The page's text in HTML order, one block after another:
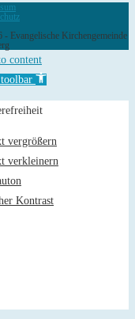
- Evangelische Kirchengemeinde
content
vergrößern
verkleinern
Kontrast